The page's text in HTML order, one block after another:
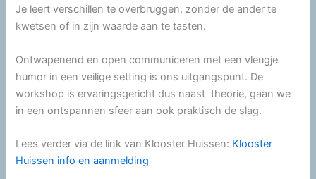
Je leert verschillen te overbruggen, zonder de ander te
kwetsen of in zijn waarde aan te tasten.
Ontwapenend en open communiceren met een vleugje
humor in een veilige setting is ons uitgangspunt. De
workshop is ervaringsgericht dus naast theorie, gaan we
in een ontspannen sfeer aan ook praktisch de slag.
Lees verder via de link van Klooster Huissen: Klooster
Huissen info en aanmelding